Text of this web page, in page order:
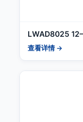
LWAD8025
查看详情 →